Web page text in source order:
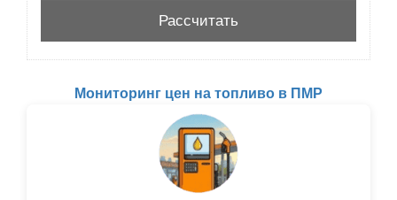
Мониторинг цен на топливо в ПМР